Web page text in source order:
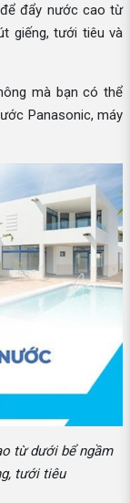
đẩy nước cao từ
giếng, tưới tiêu và
mà bạn có thể
Panasonic, máy
từ dưới bể ngầm
tưới tiêu